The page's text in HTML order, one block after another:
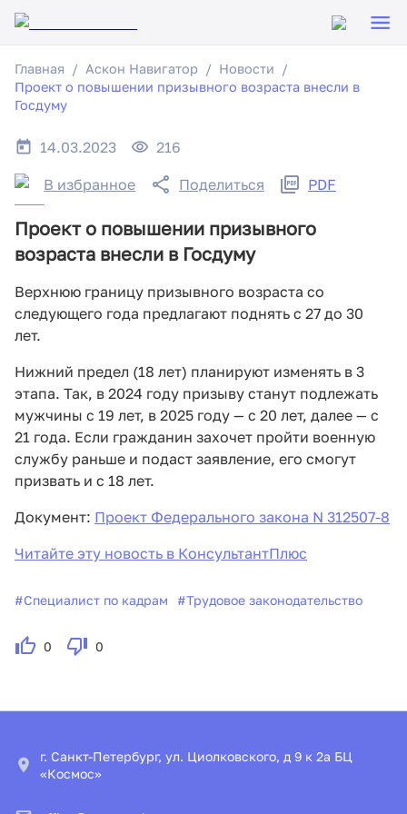
Главная Аскон Навигатор
Новости
Проект о повышении призывного возраста внесли в
Госдуму
14.03.2023 216
В избранное Поделиться PDF
Проект о повышении призывного
возраста внесли в Госдуму
Верхнюю границу призывного возраста со
следующего года предлагают поднять с 27 до 30
лет.
Нижний предел (18 лет) планируют изменять в 3
этапа. Так, в 2024 году призыву станут подлежать
мужчины с 19 лет, в 2025 году — с 20 лет, далее — с
21 года. Если гражданин захочет пройти военную
службу раньше и подаст заявление, его смогут
призвать и с 18 лет.
Документ: Проект Федерального закона N 312507-8
Читайте эту новость в КонсультантПлюс
#Специалист по кадрам #Трудовое законодательство
0 0
г. Санкт-Петербург, ул. Циолковского, д 9 к 2а БЦ
«Космос»